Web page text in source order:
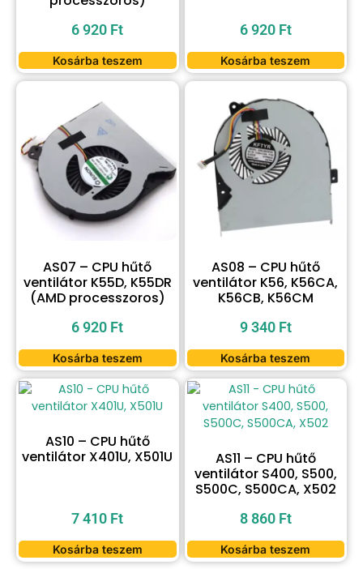
6 920 Ft
Kosárba teszem
6 920 Ft
Kosárba teszem
AS07 – CPU hűtő
ventilátor K55D, K55DR
(AMD processzoros)
6 920 Ft
Kosárba teszem
AS08 – CPU hűtő
ventilátor K56, K56CA,
K56CB, K56CM
9 340 Ft
Kosárba teszem
AS10 – CPU hűtő
ventilátor X401U, X501U
7 410 Ft
Kosárba teszem
AS11 – CPU hűtő
ventilátor S400, S500,
S500C, S500CA, X502
8 860 Ft
Kosárba teszem